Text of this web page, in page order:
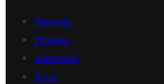
Beranda
Fangare
Intervensi
Jejak